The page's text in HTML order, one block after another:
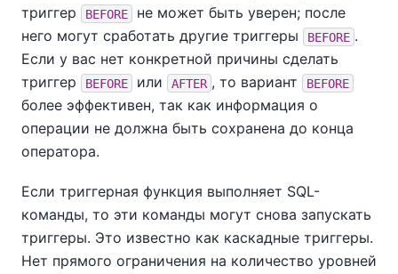
триггер
BEFORE
не может быть уверен; после
него могут сработать другие триггеры
BEFORE .
Если у вас нет конкретной причины сделать
триггер
BEFORE или AFTER , то вариант BEFORE
более эффективен, так как информация о
операции не должна быть сохранена до конца
оператора.
Если триггерная функция выполняет SQL-
команды, то эти команды могут снова запускать
триггеры. Это известно как каскадные триггеры.
Нет прямого ограничения на количество уровней